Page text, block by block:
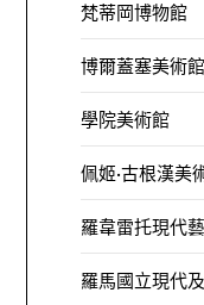
梵蒂岡博物館
博爾蓋塞美術館
學院美術館
佩姬·古根漢美
羅韋雷托現代
羅馬國立現代